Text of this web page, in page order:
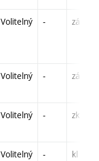
Volitelný - zá
Volitelný - zá
Volitelný - zk
Volitelný - kl